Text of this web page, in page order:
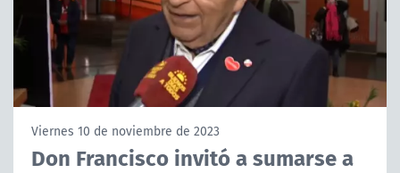
PROGRAMAS
TELESERIES
ACTUALIDAD Y TENDENCIAS
Viernes 10 de noviembre de 2023
Don Francisco invitó a sumarse a